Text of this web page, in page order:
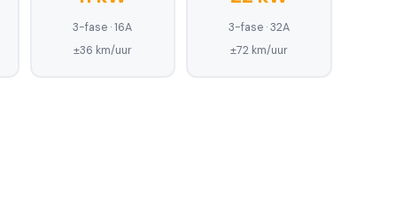
3-fase · 16A
±36 km/uur
3-fase · 32A
±72 km/uur